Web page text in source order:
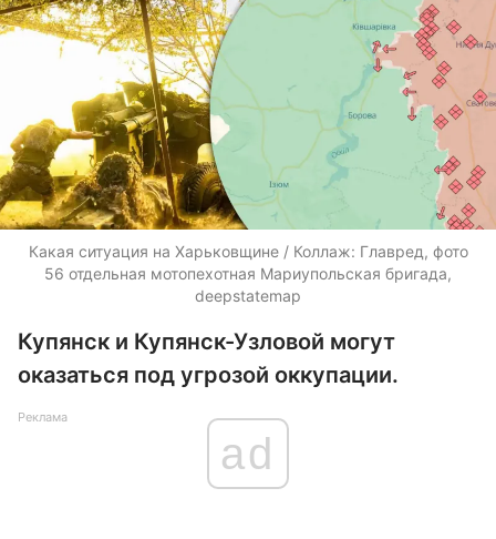
Какая ситуация на Харьковщине / Коллаж: Главред, фото
56 отдельная мотопехотная Мариупольская бригада,
deepstatemap
Купянск и Купянск-Узловой могут
оказаться под угрозой оккупации.
Реклама
ad